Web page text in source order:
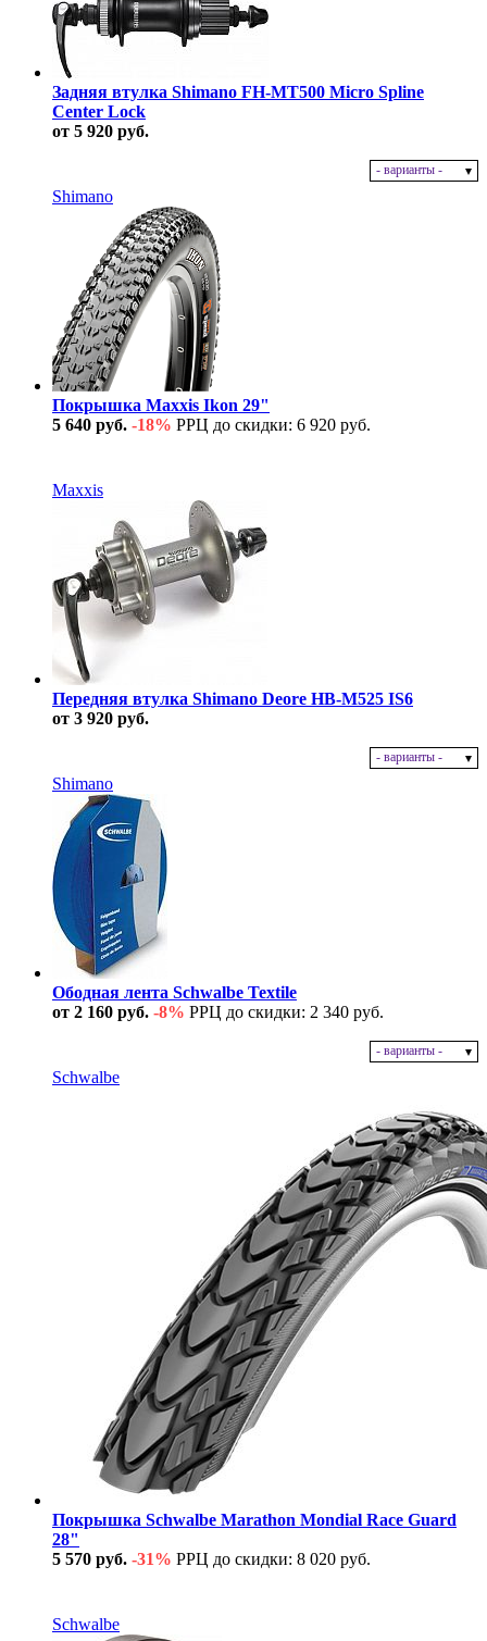
Задняя втулка Shimano FH-MT500 Micro Spline
Center Lock
от 5 920 руб.
- варианты -
Shimano
Покрышка Maxxis Ikon 29"
5 640 руб. -18% РРЦ до скидки: 6 920 руб.
Maxxis
Передняя втулка Shimano Deore HB-M525 IS6
от 3 920 руб.
- варианты -
Shimano
Ободная лента Schwalbe Textile
от 2 160 руб. -8% РРЦ до скидки: 2 340 руб.
- варианты -
Schwalbe
Покрышка Schwalbe Marathon Mondial Race Guard
28"
5 570 руб. -31% РРЦ до скидки: 8 020 руб.
Schwalbe